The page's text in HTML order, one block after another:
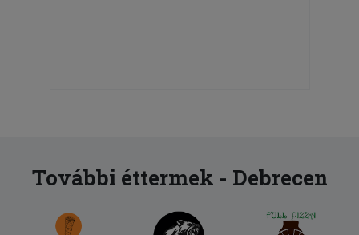
További éttermek - Debrecen